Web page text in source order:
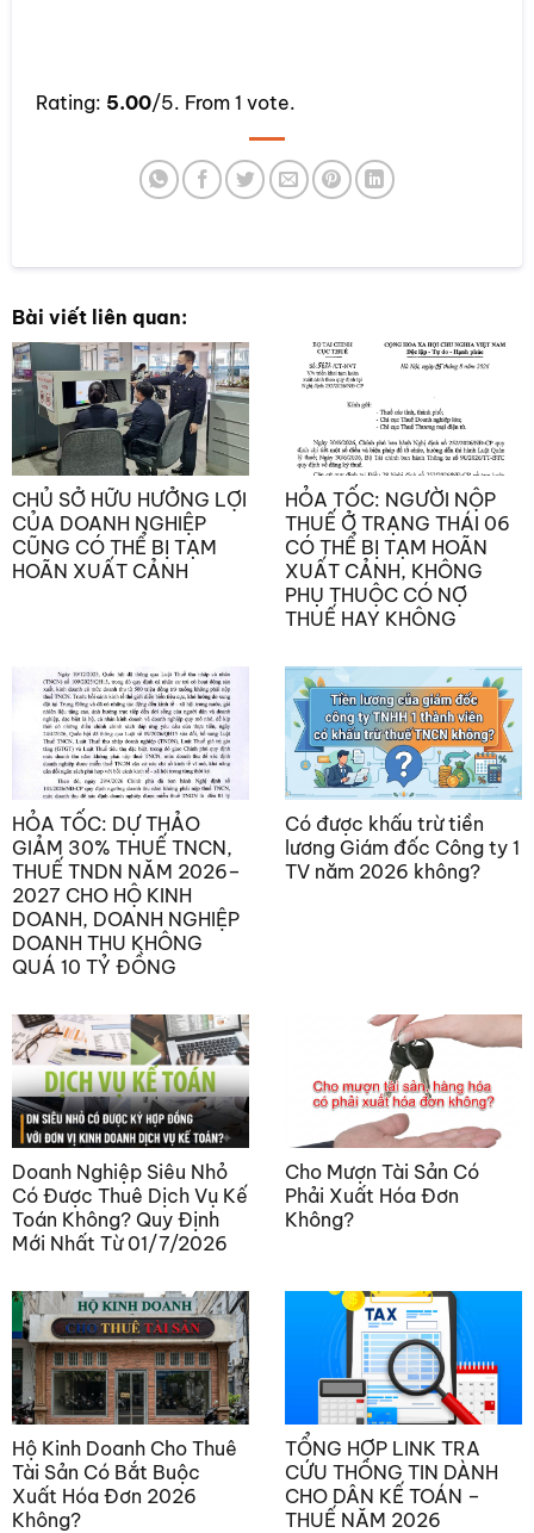
SUBMIT RATING
Rating: 5.00/5. From 1 vote.
Bài viết liên quan:
CHỦ SỞ HỮU HƯỞNG LỢI
CỦA DOANH NGHIỆP
CŨNG CÓ THỂ BỊ TẠM
HOÃN XUẤT CẢNH
HỎA TỐC: NGƯỜI NỘP
THUẾ Ở TRẠNG THÁI 06
CÓ THỂ BỊ TẠM HOÃN
XUẤT CẢNH, KHÔNG
PHỤ THUỘC CÓ NỢ
THUẾ HAY KHÔNG
HỎA TỐC: DỰ THẢO
GIẢM 30% THUẾ TNCN,
THUẾ TNDN NĂM 2026–
2027 CHO HỘ KINH
DOANH, DOANH NGHIỆP
DOANH THU KHÔNG
QUÁ 10 TỶ ĐỒNG
Có được khấu trừ tiền
lương Giám đốc Công ty 1
TV năm 2026 không?
Doanh Nghiệp Siêu Nhỏ
Có Được Thuê Dịch Vụ Kế
Toán Không? Quy Định
Mới Nhất Từ 01/7/2026
Cho Mượn Tài Sản Có
Phải Xuất Hóa Đơn
Không?
Hộ Kinh Doanh Cho Thuê
Tài Sản Có Bắt Buộc
Xuất Hóa Đơn 2026
Không?
TỔNG HỢP LINK TRA
CỨU THÔNG TIN DÀNH
CHO DÂN KẾ TOÁN –
THUẾ NĂM 2026